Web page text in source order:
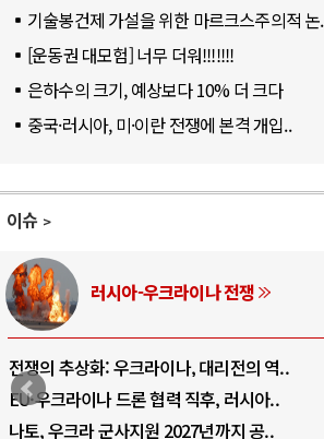
기술봉건제 가설을 위한 마르크스주의적 논
[운동권 대모험] 너무 더워!!!!!!!
은하수의 크기, 예상보다 10% 더 크다
중국·러시아, 미·이란 전쟁에 본격 개입..
이슈
아-우크라이나 전쟁
크라이나, 대리전의 역..
드론 협력 직후, 러시아..
지원 2027년까지 공..